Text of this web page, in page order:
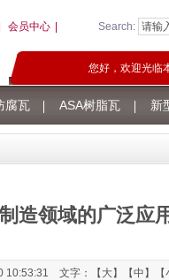
腐瓦 ASA树脂瓦 新
Search:
会员中心
您好，欢迎光
造领域的广泛应
10:53:31 文字：【 大】【中 】【